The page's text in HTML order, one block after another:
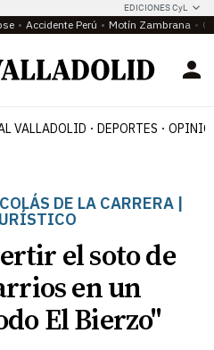
EDICIONES CyL
Accidente Perú Motín Zambrana
VALLADOLID DEPORTES
DE LA CARRERA |
el soto de
en un
El Bierzo"